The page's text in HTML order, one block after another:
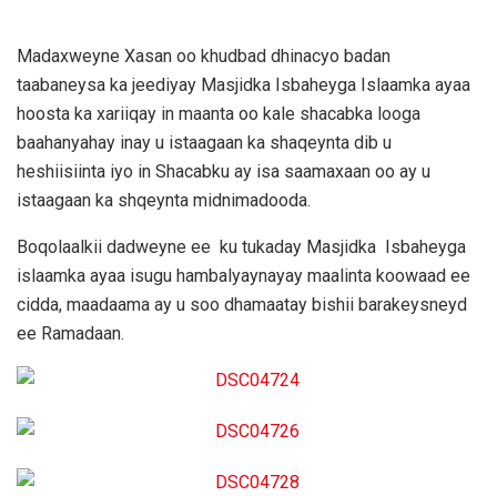
Madaxweyne Xasan oo khudbad dhinacyo badan
taabaneysa ka jeediyay Masjidka Isbaheyga Islaamka ayaa
hoosta ka xariiqay in maanta oo kale shacabka looga
baahanyahay inay u istaagaan ka shaqeynta dib u
heshiisiinta iyo in Shacabku ay isa saamaxaan oo ay u
istaagaan ka shqeynta midnimadooda.
Boqolaalkii dadweyne ee ku tukaday Masjidka Isbaheyga
islaamka ayaa isugu hambalyaynayay maalinta koowaad ee
cidda, maadaama ay u soo dhamaatay bishii barakeysneyd
ee Ramadaan.